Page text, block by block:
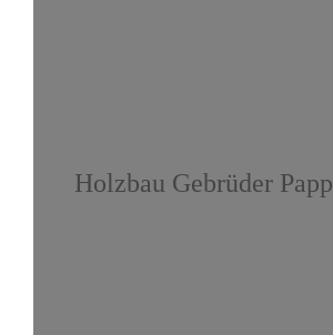
Holzbau Gebrüder